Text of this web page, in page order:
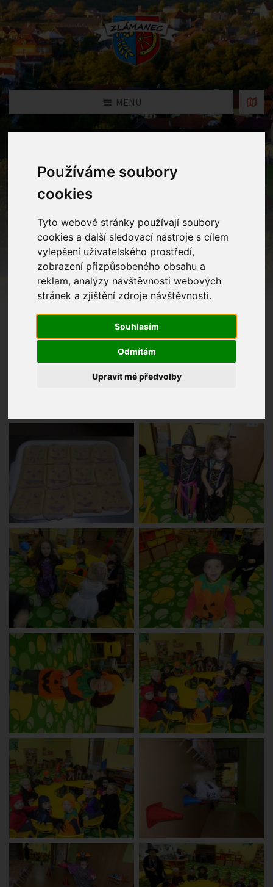
Používáme soubory
cookies
Tyto webové stránky používají soubory
cookies a další sledovací nástroje s cílem
vylepšení uživatelského prostředí,
zobrazení přizpůsobeného obsahu a
reklam, analýzy návštěvnosti webových
stránek a zjištění zdroje návštěvnosti.
Souhlasím
Odmítám
Upravit mé předvolby
MENU